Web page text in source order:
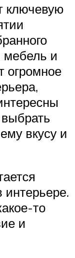
ключевую
мебель и
огромное
вкусу и
то
и